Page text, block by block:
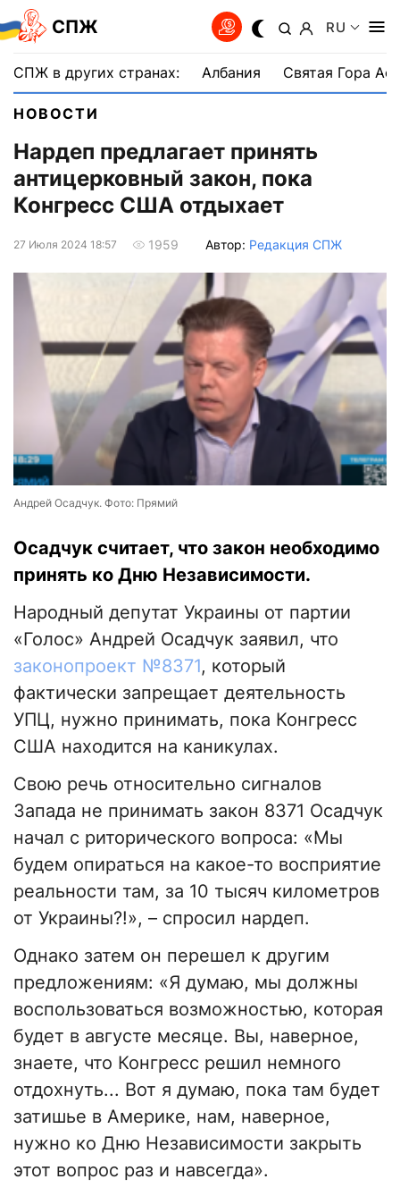
СПЖ RU
СПЖ в других странах: Албания Святая Гора
НОВОСТИ
Нардеп предлагает принять
антицерковный закон, пока
Конгресс США отдыхает
27 Июля 2024 18:57 1959 Автор: Редакция СПЖ
Андрей Осадчук. Фото: Прямий
Осадчук считает, что закон необходимо
принять ко Дню Независимости.
Народный депутат Украины от партии
«Голос» Андрей Осадчук заявил, что
законопроект №8371, который
фактически запрещает деятельность
УПЦ, нужно принимать, пока Конгресс
США находится на каникулах.
Свою речь относительно сигналов
Запада не принимать закон 8371 Осадчук
начал с риторического вопроса: «Мы
будем опираться на какое-то восприятие
реальности там, за 10 тысяч километров
от Украины?!», – спросил нардеп.
Однако затем он перешел к другим
предложениям: «Я думаю, мы должны
воспользоваться возможностью, которая
будет в августе месяце. Вы, наверное,
знаете, что Конгресс решил немного
отдохнуть... Вот я думаю, пока там будет
затишье в Америке, нам, наверное,
нужно ко Дню Независимости закрыть
этот вопрос раз и навсегда».